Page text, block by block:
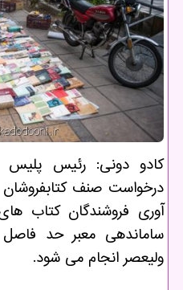
كادو دونی: رئیس پلیس
درخواست صنف
آوری فروشندگان كتاب
ساماندهی معبر حد فاصل
ولیعصر انجام می شود.